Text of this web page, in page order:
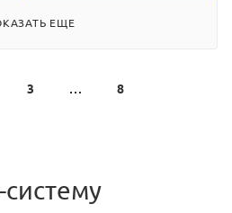
ЕЩЕ
3 8
систему